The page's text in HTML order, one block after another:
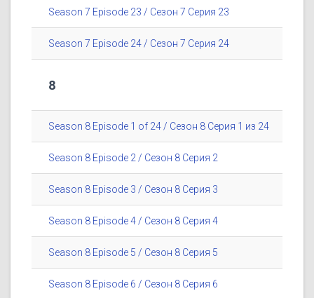
Season 7 Episode 23 / Сезон 7 Серия 23
Season 7 Episode 24 / Сезон 7 Серия 24
8
Season 8 Episode 1 of 24 / Сезон 8 Серия 1 из 24
Season 8 Episode 2 / Сезон 8 Серия 2
Season 8 Episode 3 / Сезон 8 Серия 3
Season 8 Episode 4 / Сезон 8 Серия 4
Season 8 Episode 5 / Сезон 8 Серия 5
Season 8 Episode 6 / Сезон 8 Серия 6